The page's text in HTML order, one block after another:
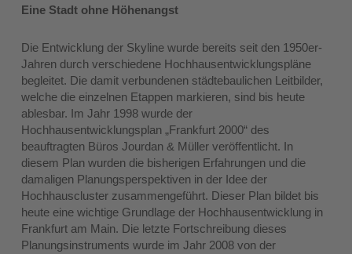
Eine Stadt ohne Höhenangst
Die Entwicklung der Skyline wurde bereits seit den 1950er-
Jahren durch verschiedene Hochhausentwicklungspläne
begleitet. Die damit verbundenen städtebaulichen Leitbilder,
welche die einzelnen Etappen markieren, sind bis heute
ablesbar. Im Jahr 1998 wurde der
Hochhausentwicklungsplan „Frankfurt 2000“ des
beauftragten Büros Jourdan & Müller veröffentlicht. In
diesem Plan wurden die bisherigen Erfahrungen und die
damaligen Planungsperspektiven in der Idee der
Hochhauscluster zusammengeführt. Dieser Plan bildet bis
heute eine wichtige Grundlage der Hochhausentwicklung in
Frankfurt am Main. Die letzte Fortschreibung dieses
Planungsinstruments wurde im Jahr 2008 von der